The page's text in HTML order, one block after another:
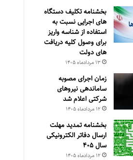
بخشنامه تکلیف دستگاه
های اجرایی نسبت به
استفاده از شناسه واریز
برای وصول کلیه دریافت
های دولت
۱۳ مرداد‌ماه ۱۴۰۵
زمان اجرای مصوبه
ساماندهی نیروهای
شرکتی اعلام شد
۱۲ مرداد‌ماه ۱۴۰۵
بخشنامه تمدید مهلت
ارسال دفاتر الکترونیکی
سال ۴۰۵
۱۲ مرداد‌ماه ۱۴۰۵